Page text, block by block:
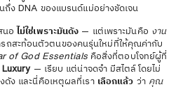
ถึง DNA ของแบรนด์แม่อย่างชัดเจน
นอ ไม่ใช่เพราะมันดัง — แต่เพราะมันคือ งาน
ถสะท้อนตัวตนของคนรุ่นใหม่ที่ให้คุณค่ากับ
of God Essentialsคือสิ่งที่ตอบโจทย์ผู้ที่
— เรียบ แต่น่าจดจำ มีสไตล์โดยไม่
ดัง และนี่คือเหตุผลที่เรา เลือกแล้ว ว่า คุณ